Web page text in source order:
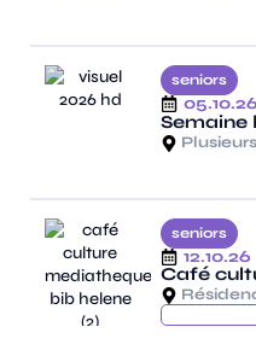
seniors
05.10.26
Semaine
seniors
12.10.26
Café